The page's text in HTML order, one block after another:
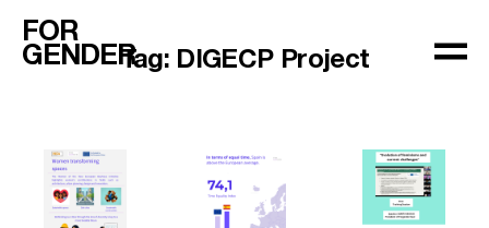
FOR
GENDERTag: DIGECP Project